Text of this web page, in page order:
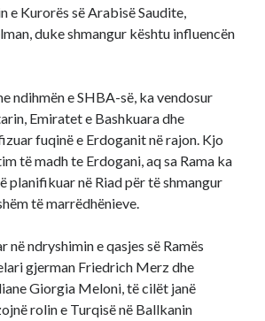
e Kurorës së Arabisë Saudite,
duke shmangur kështu influencën
ndihmën e SHBA-së, ka vendosur
Emiratet e Bashkuara dhe
fuqinë e Erdoganit në rajon. Kjo
të madh te Erdogani, aq sa Rama ka
planifikuar në Riad për të shmangur
të marrëdhënieve.
ndryshimin e qasjes së Ramës
gjerman Friedrich Merz dhe
Giorgia Meloni, të cilët janë
rolin e Turqisë në Ballkanin